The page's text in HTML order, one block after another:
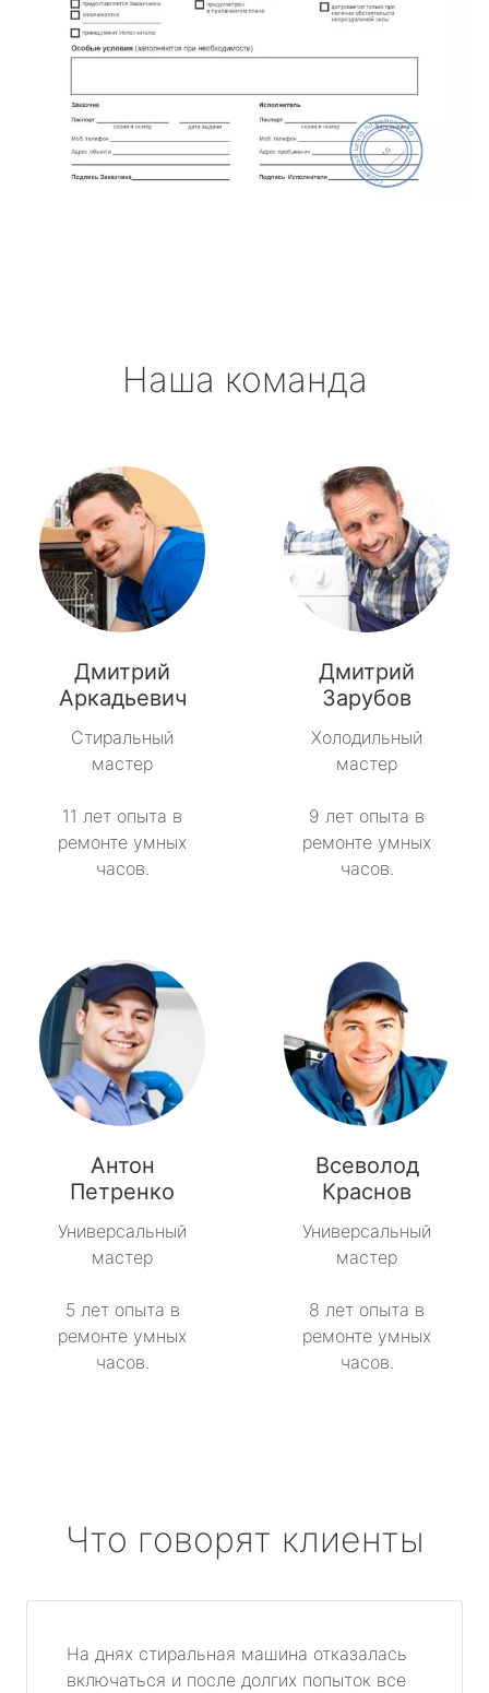
Наша команда
Дмитрий
Аркадьевич
Стиральный
мастер
11 лет опыта в
ремонте умных
часов.
Дмитрий
Зарубов
Холодильный
мастер
9 лет опыта в
ремонте умных
часов.
Антон
Петренко
Универсальный
мастер
5 лет опыта в
ремонте умных
часов.
Всеволод
Краснов
Универсальный
мастер
8 лет опыта в
ремонте умных
часов.
Что говорят клиенты
На днях стиральная машина отказалась
включаться и после долгих попыток все